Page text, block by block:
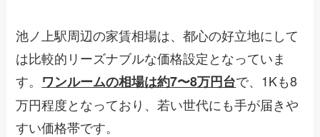
池ノ上駅周辺の家賃相場は、都心の好立地にして
は比較的リーズナブルな価格設定となっていま
す。 ワンルームの相場は約7〜8万円台で、1Kも8
万円程度となっており、若い世代にも手が届きや
すい価格帯です。